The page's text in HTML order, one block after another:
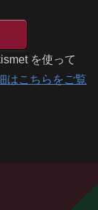
を使って
はこちらをご覧